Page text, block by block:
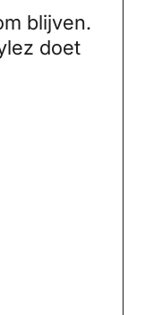
blijven.
doet